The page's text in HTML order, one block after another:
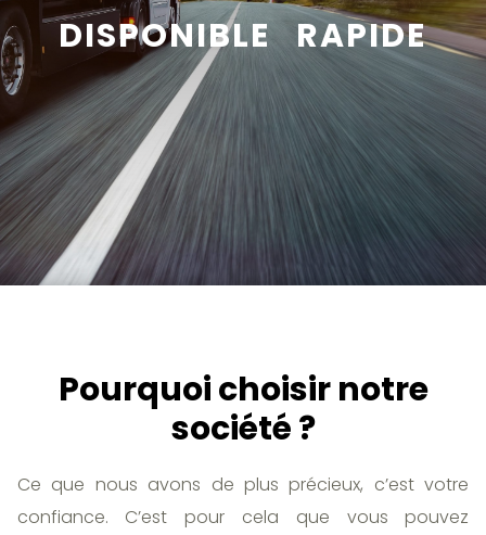
DISPONIBLE RAPIDE
Pourquoi choisir notre
société ?
Ce que nous avons de plus précieux, c’est votre
confiance. C’est pour cela que vous pouvez